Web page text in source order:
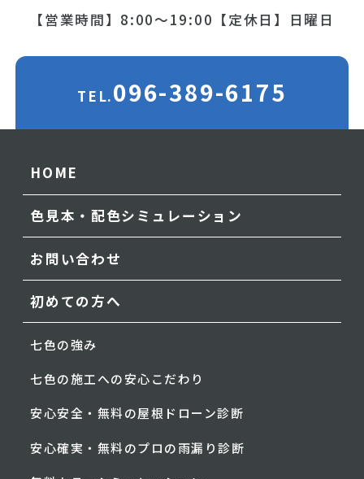
【営業時間】8:00～19:00 【定休日】日曜日
TEL.096-389-6175
HOME
色見本・配色シミュレーション
お問い合わせ
初めての方へ
七色の強み
七色の施工への安心こだわり
安心安全・無料の屋根ドローン診断
安心確実・無料のプロの雨漏り診断